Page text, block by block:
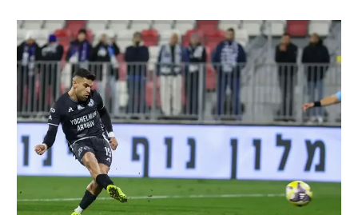
לוח דרושים – ג'ובנט
תגיות
המגזין